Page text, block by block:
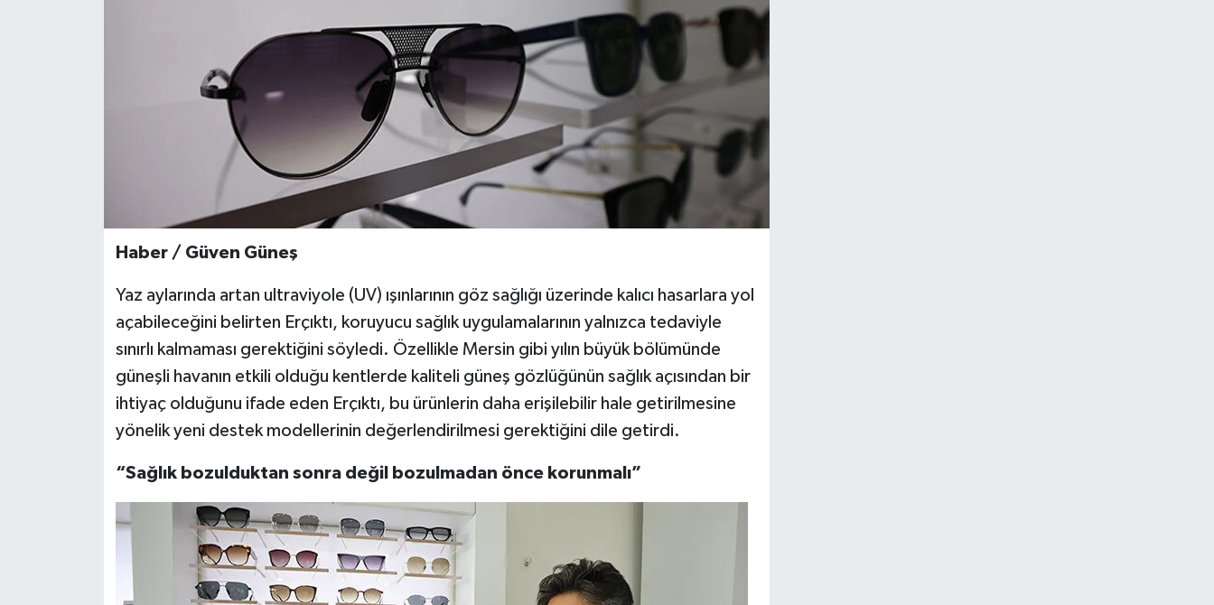
Haber / Güven Güneş
Yaz aylarında artan ultraviyole (UV) ışınlarının göz sağlığı üzerinde kalıcı hasarlara yol
açabileceğini belirten Erçıktı, koruyucu sağlık uygulamalarının yalnızca tedaviyle
sınırlı kalmaması gerektiğini söyledi. Özellikle Mersin gibi yılın büyük bölümünde
güneşli havanın etkili olduğu kentlerde kaliteli güneş gözlüğünün sağlık açısından bir
ihtiyaç olduğunu ifade eden Erçıktı, bu ürünlerin daha erişilebilir hale getirilmesine
yönelik yeni destek modellerinin değerlendirilmesi gerektiğini dile getirdi.
“Sağlık bozulduktan sonra değil bozulmadan önce korunmalı”